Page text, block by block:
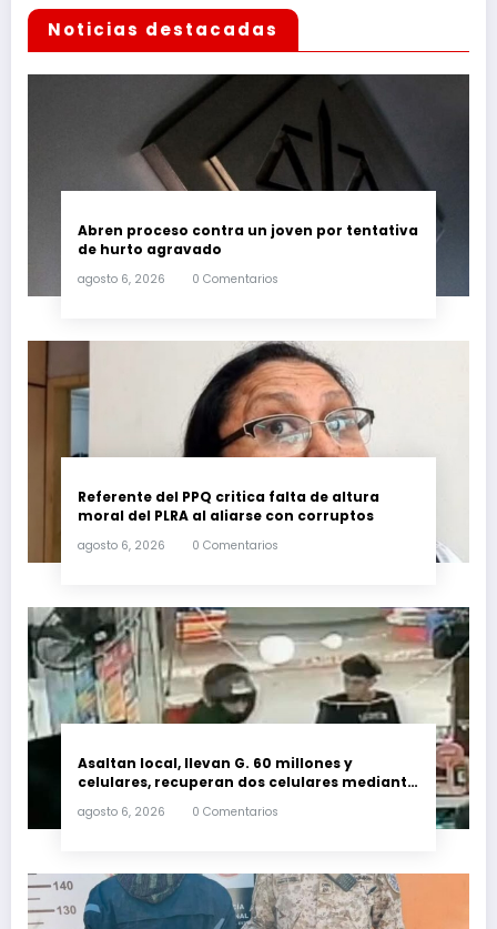
Noticias destacadas
Abren proceso contra un joven por tentativa
de hurto agravado
agosto 6, 2026 0 Comentarios
Referente del PPQ critica falta de altura
moral del PLRA al aliarse con corruptos
agosto 6, 2026 0 Comentarios
Asaltan local, llevan G. 60 millones y
celulares, recuperan dos celulares mediante
agosto 6, 2026 0 Comentarios